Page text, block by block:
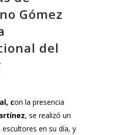
Gómez
del
con la presencia
, se realizó un
en su día, y